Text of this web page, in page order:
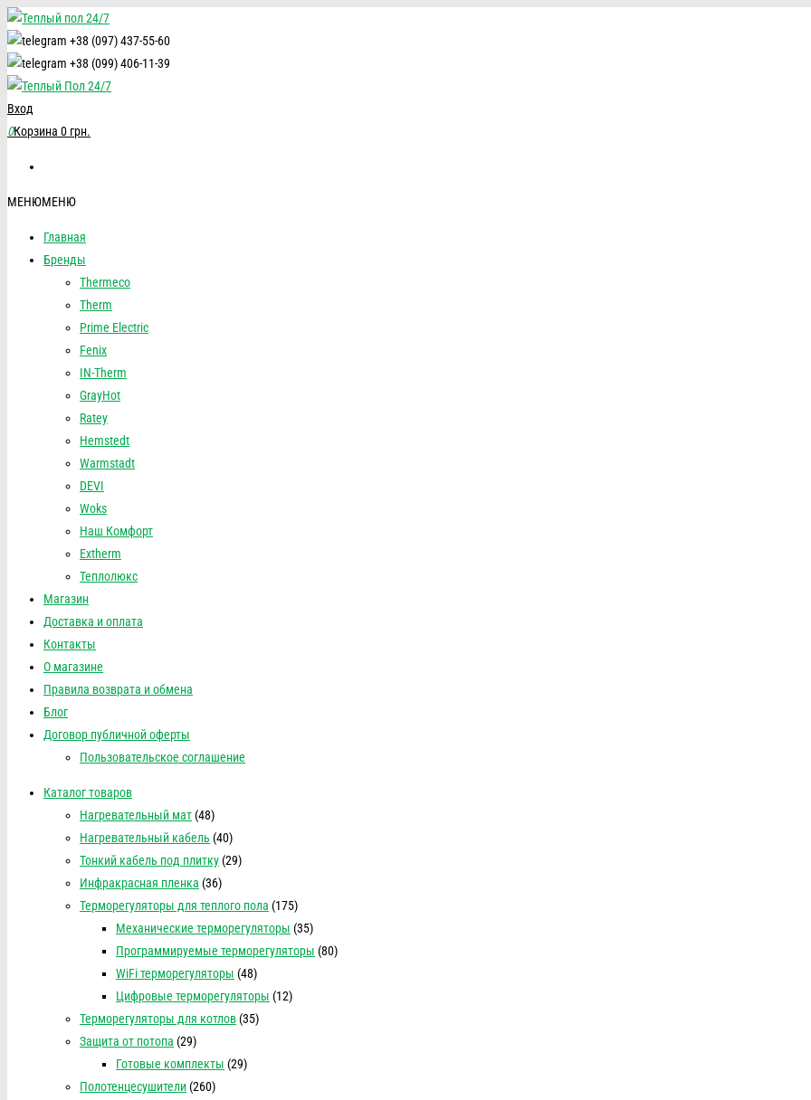
+38 (097) 437-55-60
+38 (099) 406-11-39
Вход
0Корзина 0 грн.
МЕНЮМЕНЮ
Главная
Бренды
Thermeco
Therm
Prime Electric
Fenix
IN-Therm
GrayHot
Ratey
Hemstedt
Warmstadt
DEVI
Woks
Наш Комфорт
Extherm
Теплолюкс
Магазин
Доставка и оплата
Контакты
О магазине
Правила возврата и обмена
Блог
Договор публичной оферты
Пользовательское соглашение
Каталог товаров
Нагревательный мат (48)
Нагревательный кабель (40)
Тонкий кабель под плитку (29)
Инфракрасная пленка (36)
Терморегуляторы для теплого пола (175)
Механические терморегуляторы (35)
Программируемые терморегуляторы (80)
WiFi терморегуляторы (48)
Цифровые терморегуляторы (12)
Терморегуляторы для котлов (35)
Защита от потопа (29)
Готовые комплекты (29)
Полотенцесушители (260)